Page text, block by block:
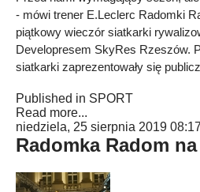
- mówi trener E.Leclerc Radomki
piątkowy wieczór siatkarki
Developresem SkyRes Rzeszów.
siatkarki zaprezentowały się
Published in SPORT
Read more...
niedziela, 25 sierpnia 2019 08:17
Radomka Radom